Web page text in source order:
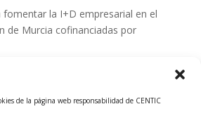
de la página web responsabilidad de CENTIC
fomentar la I+D empresarial en el
de Murcia cofinanciadas por